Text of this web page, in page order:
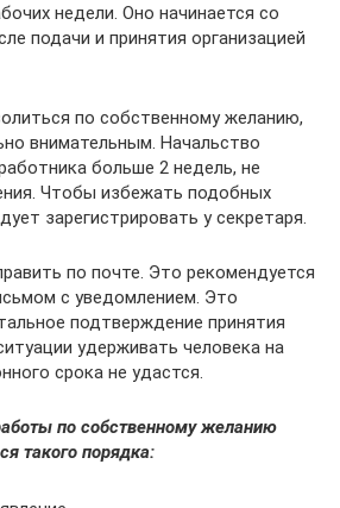
недели. Оно начинается со
подачи и принятия организацией
по собственному желанию,
внимательным. Начальство
больше 2 недель, не
Чтобы избежать подобных
зарегистрировать у секретаря.
по почте. Это рекомендуется
с уведомлением. Это
подтверждение принятия
удерживать человека на
срока не удастся.
по собственному желанию
такого порядка: